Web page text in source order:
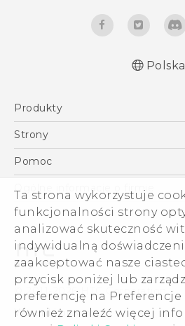
Ta strona wykorzystuje
funkcjonalności strony
analizować skuteczność
indywidualną
zaakceptować nasze
przycisk poniżej lub
preferencję na Preferencje
również znaleźć więcej
Instrukcje bezpieczeństwa
Polska
Produkty
Smartfony
VIVE
Akcesoria
Strony
HTC Vive
Pomoc
Pomoc E-commerce
Ogólne informacje o firmie
ESG
Informacje o firmie
Dla inwestorów (angielski)
Cookie Preferences
Kariera
Security and Privacy
© 2011-2026 HTC Corporation
Warunki prawne